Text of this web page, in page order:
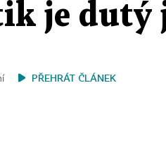
je dutý
PŘEHRÁT ČLÁNEK